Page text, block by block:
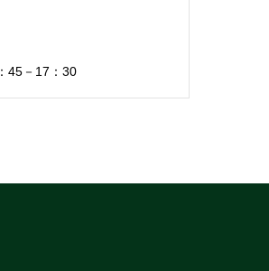
45－17：30